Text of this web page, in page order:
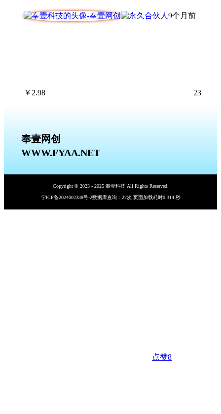
9个月前
￥ 2.98 23
奉壹网创
WWW.FYAA.NET
Copyright © 2023 - 2025 奉壹科技 All Rights Reserved.
宁ICP备2024002338号-2数据库查询：22次 页面加载耗时0.314 秒
点赞8